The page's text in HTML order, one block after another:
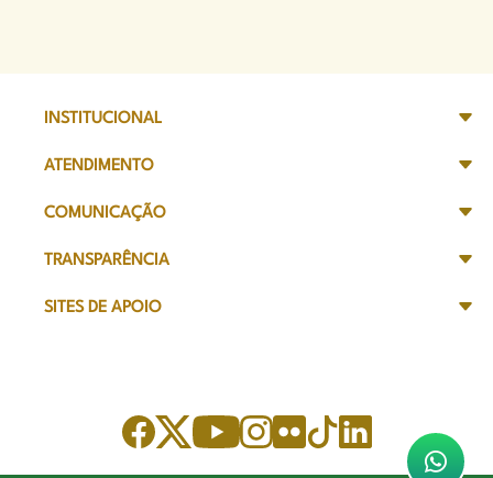
INSTITUCIONAL
ATENDIMENTO
COMUNICAÇÃO
TRANSPARÊNCIA
SITES DE APOIO